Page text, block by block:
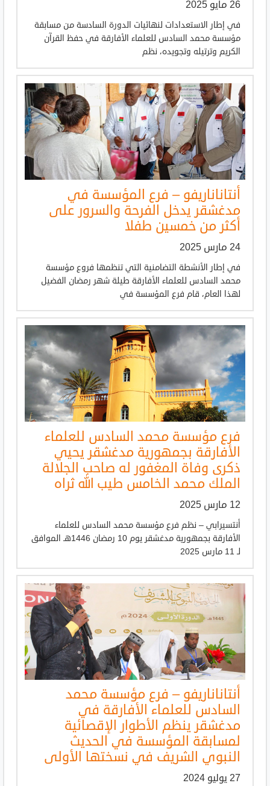
26 مايو 2025
في إطار الاستعدادات لنهائيات الدورة السادسة من مسابقة
مؤسسة محمد السادس للعلماء الأفارقة في حفظ القرآن
الكريم وترتيله وتجويده، نظم
أنتاناناريفو – فرع المؤسسة في
مدغشقر يدخل الفرحة والسرور على
أكثر من خمسين طفلا
24 مارس 2025
في إطار الأنشطة التضامنية التي تنظمها فروع مؤسسة
محمد السادس للعلماء الأفارقة طيلة شهر رمضان الفضيل
لهذا العام، قام فرع المؤسسة في
فرع مؤسسة محمد السادس للعلماء
الأفارقة بجمهورية مدغشقر يحيي
ذكرى وفاة المغفور له صاحب الجلالة
الملك محمد الخامس طيب الله ثراه
12 مارس 2025
أنتسيرابي – نظم فرع مؤسسة محمد السادس للعلماء
الأفارقة بجمهورية مدغشقر يوم 10 رمضان 1446هـ الموافق
لـ 11 مارس 2025
أنتاناناريفو – فرع مؤسسة محمد
السادس للعلماء الأفارقة في
مدغشقر ينظم الأطوار الإقصائية
لمسابقة المؤسسة في الحديث
النبوي الشريف في نسختها الأولى
27 يوليو 2024